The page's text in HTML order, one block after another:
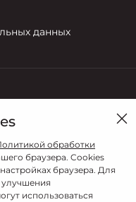
данных
обработки
браузера. Cookies
браузера. Для
использоваться